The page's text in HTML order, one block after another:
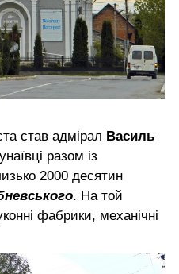
став адмірал Василь
разом із
2000 десятин
. На той
фабрики, механічні